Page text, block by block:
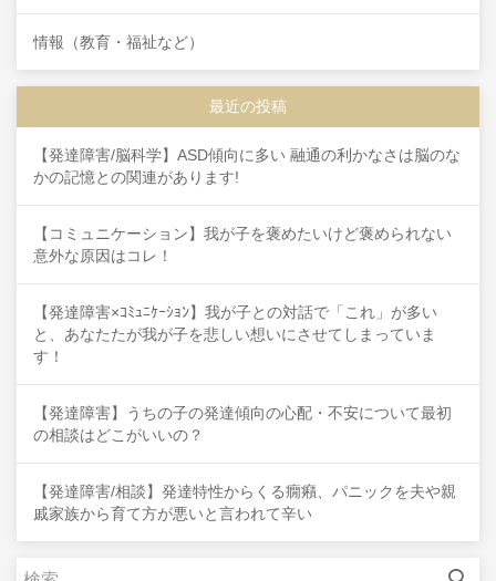
情報（教育・福祉など）
最近の投稿
【発達障害/脳科学】ASD傾向に多い 融通の利かなさは脳のな
かの記憶との関連があります!
【コミュニケーション】我が子を褒めたいけど褒められない
意外な原因はコレ！
【発達障害×ｺﾐｭﾆｹｰｼｮﾝ】我が子との対話で「これ」が多い
と、あなたたが我が子を悲しい想いにさせてしまっていま
す！
【発達障害】うちの子の発達傾向の心配・不安について最初
の相談はどこがいいの？
【発達障害/相談】発達特性からくる癇癪、パニックを夫や親
戚家族から育て方が悪いと言われて辛い
検